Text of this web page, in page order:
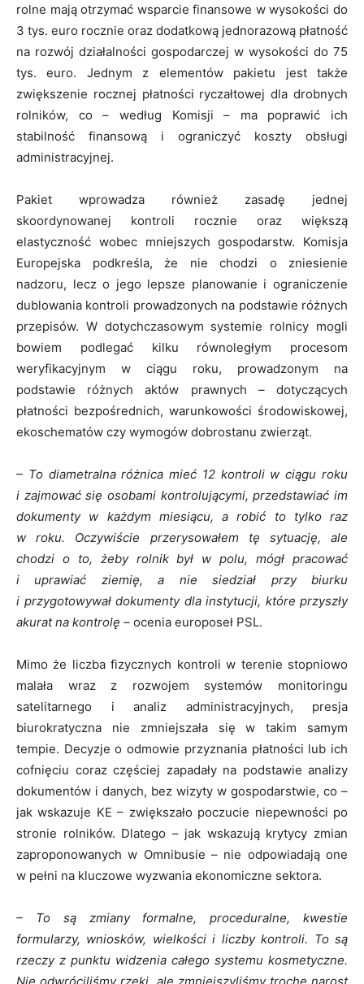
rolne mają otrzymać wsparcie finansowe w wysokości do
3 tys. euro rocznie oraz dodatkową jednorazową płatność
na rozwój działalności gospodarczej w wysokości do 75
tys. euro. Jednym z elementów pakietu jest także
zwiększenie rocznej płatności ryczałtowej dla drobnych
rolników, co – według Komisji – ma poprawić ich
stabilność finansową i ograniczyć koszty obsługi
administracyjnej.
Pakiet wprowadza również zasadę jednej
skoordynowanej kontroli rocznie oraz większą
elastyczność wobec mniejszych gospodarstw. Komisja
Europejska podkreśla, że nie chodzi o zniesienie
nadzoru, lecz o jego lepsze planowanie i ograniczenie
dublowania kontroli prowadzonych na podstawie różnych
przepisów. W dotychczasowym systemie rolnicy mogli
bowiem podlegać kilku równoległym procesom
weryfikacyjnym w ciągu roku, prowadzonym na
podstawie różnych aktów prawnych – dotyczących
płatności bezpośrednich, warunkowości środowiskowej,
ekoschematów czy wymogów dobrostanu zwierząt.
– To diametralna różnica mieć 12 kontroli w ciągu roku
i zajmować się osobami kontrolującymi, przedstawiać im
dokumenty w każdym miesiącu, a robić to tylko raz
w roku. Oczywiście przerysowałem tę sytuację, ale
chodzi o to, żeby rolnik był w polu, mógł pracować
i uprawiać ziemię, a nie siedział przy biurku
i przygotowywał dokumenty dla instytucji, które przyszły
akurat na kontrolę – ocenia europoseł PSL.
Mimo że liczba fizycznych kontroli w terenie stopniowo
malała wraz z rozwojem systemów monitoringu
satelitarnego i analiz administracyjnych, presja
biurokratyczna nie zmniejszała się w takim samym
tempie. Decyzje o odmowie przyznania płatności lub ich
cofnięciu coraz częściej zapadały na podstawie analizy
dokumentów i danych, bez wizyty w gospodarstwie, co –
jak wskazuje KE – zwiększało poczucie niepewności po
stronie rolników. Dlatego – jak wskazują krytycy zmian
zaproponowanych w Omnibusie – nie odpowiadają one
w pełni na kluczowe wyzwania ekonomiczne sektora.
– To są zmiany formalne, proceduralne, kwestie
formularzy, wniosków, wielkości i liczby kontroli. To są
rzeczy z punktu widzenia całego systemu kosmetyczne.